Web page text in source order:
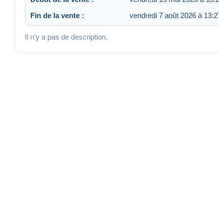
Fin de la vente :
vendredi 7 août 2026 à
Il n'y a pas de description.